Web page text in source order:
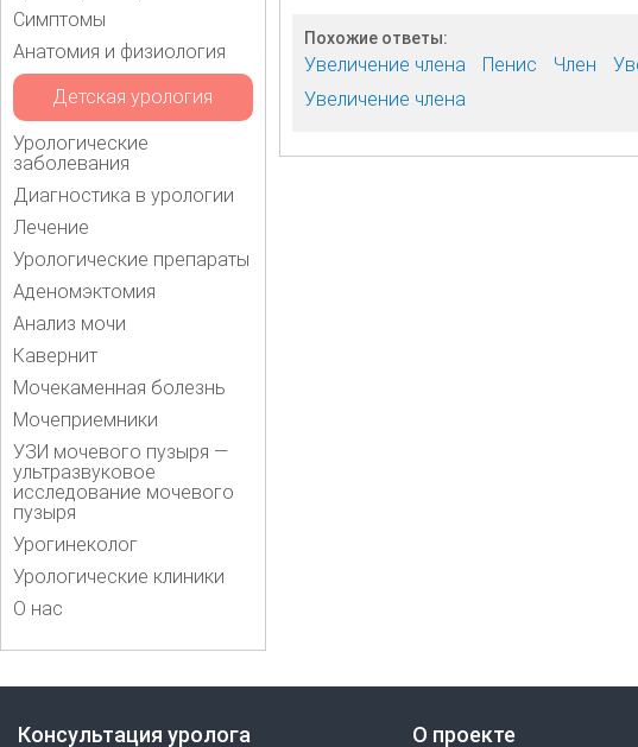
Симптомы
Анатомия и физиология
Детская урология
Урологические
заболевания
Диагностика в урологии
Лечение
Урологические препараты
Аденомэктомия
Анализ мочи
Кавернит
Мочекаменная болезнь
Мочеприемники
УЗИ мочевого пузыря —
ультразвуковое
исследование мочевого
пузыря
Урогинеколог
Урологические клиники
О нас
Похожие ответы:
Увеличение члена Пенис Член
Увеличение члена
Консультация уролога О проекте